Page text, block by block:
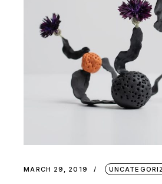
MARCH 29, 2019